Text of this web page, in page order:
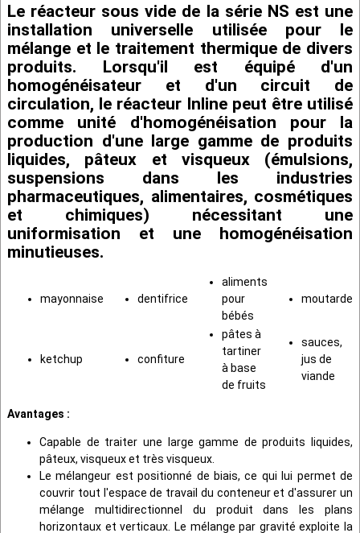
Le réacteur sous vide de la série NS est une
installation universelle utilisée pour le
mélange et le traitement thermique de divers
produits. Lorsqu'il est équipé d'un
homogénéisateur et d'un circuit de
circulation, le réacteur Inline peut être utilisé
comme unité d'homogénéisation pour la
production d'une large gamme de produits
liquides, pâteux et visqueux (émulsions,
suspensions dans les industries
pharmaceutiques, alimentaires, cosmétiques
et chimiques) nécessitant une
uniformisation et une homogénéisation
minutieuses.
mayonnaise dentifrice
aliments
pour
bébés
moutarde
ketchup confiture
pâtes à
tartiner
à base
de fruits
sauces,
jus de
viande
Avantages :
Capable de traiter une large gamme de produits liquides,
pâteux, visqueux et très visqueux.
Le mélangeur est positionné de biais, ce qui lui permet de
couvrir tout l'espace de travail du conteneur et d'assurer un
mélange multidirectionnel du produit dans les plans
horizontaux et verticaux. Le mélange par gravité exploite la